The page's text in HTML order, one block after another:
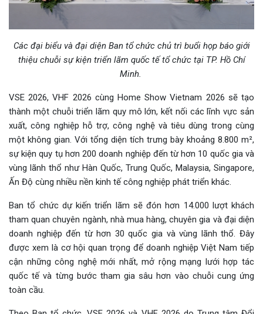
Các đại biểu và đại diện Ban tổ chức chủ trì buổi họp báo giới
thiệu chuỗi sự kiện triển lãm quốc tế tổ chức tại TP. Hồ Chí
Minh.
VSE 2026, VHF 2026 cùng Home Show Vietnam 2026 sẽ tạo
thành một chuỗi triển lãm quy mô lớn, kết nối các lĩnh vực sản
xuất, công nghiệp hỗ trợ, công nghệ và tiêu dùng trong cùng
một không gian. Với tổng diện tích trưng bày khoảng 8.800 m²,
sự kiện quy tụ hơn 200 doanh nghiệp đến từ hơn 10 quốc gia và
vùng lãnh thổ như Hàn Quốc, Trung Quốc, Malaysia, Singapore,
Ấn Độ cùng nhiều nền kinh tế công nghiệp phát triển khác.
Ban tổ chức dự kiến triển lãm sẽ đón hơn 14.000 lượt khách
tham quan chuyên ngành, nhà mua hàng, chuyên gia và đại diện
doanh nghiệp đến từ hơn 30 quốc gia và vùng lãnh thổ. Đây
được xem là cơ hội quan trọng để doanh nghiệp Việt Nam tiếp
cận những công nghệ mới nhất, mở rộng mạng lưới hợp tác
quốc tế và từng bước tham gia sâu hơn vào chuỗi cung ứng
toàn cầu.